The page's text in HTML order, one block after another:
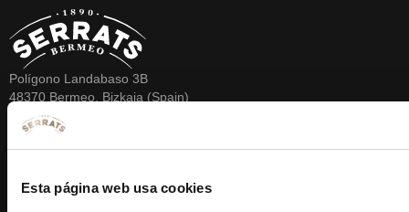
Esta página web usa cookies
Polígono Landabaso 3B
48370 Bermeo, Bizkaia (Spain)
T. 946 187 280
E. conservas@serrats.com